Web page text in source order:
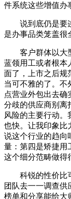
件系统这些增值办
说到底仍是要连
是办事品类笼盖很
客户群体以大型
蓝领用工或者根本
面了，上市之后规
当可不雅的了。不
点营业外包出去确
分歧的供应商别离
风险的主要行动。
也快。让我印象比
说这个行业的趋向
量：第四是矫捷用
这个细分范畴做得
科锐的性价比可
团队去一一调查供
榜单和分享能给大